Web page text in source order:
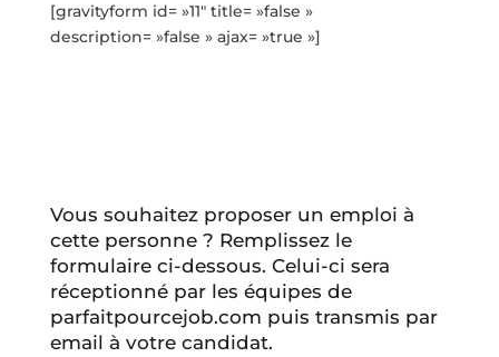
[gravityform id= »11″ title= »false »
description= »false » ajax= »true »]
Vous souhaitez proposer un emploi à
cette personne ? Remplissez le
formulaire ci-dessous. Celui-ci sera
réceptionné par les équipes de
parfaitpourcejob.com puis transmis par
email à votre candidat.